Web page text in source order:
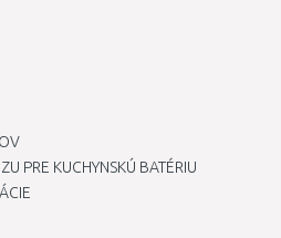
PRE KUCHYNSKÚ BATÉRIU